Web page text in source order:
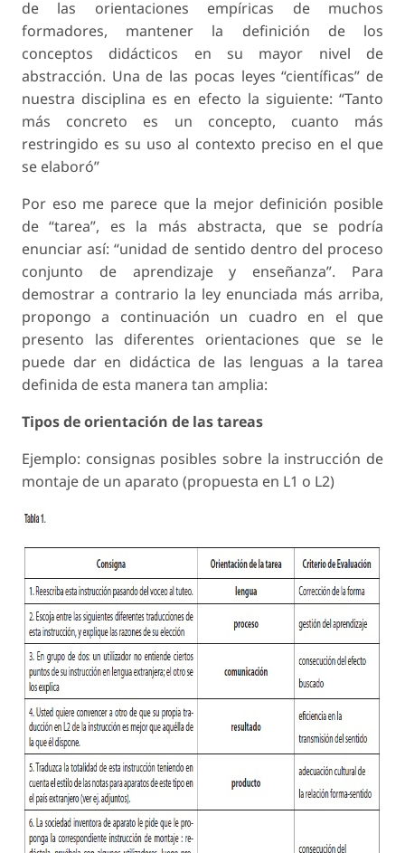
de las orientaciones empíricas de muchos
formadores, mantener la definición de los
conceptos didácticos en su mayor nivel de
abstracción. Una de las pocas leyes “científicas” de
nuestra disciplina es en efecto la siguiente: “Tanto
más concreto es un concepto, cuanto más
restringido es su uso al contexto preciso en el que
se elaboró”
Por eso me parece que la mejor definición posible
de “tarea”, es la más abstracta, que se podría
enunciar así: “unidad de sentido dentro del proceso
conjunto de aprendizaje y enseñanza”. Para
demostrar a contrario la ley enunciada más arriba,
propongo a continuación un cuadro en el que
presento las diferentes orientaciones que se le
puede dar en didáctica de las lenguas a la tarea
definida de esta manera tan amplia:
Tipos de orientación de las tareas
Ejemplo: consignas posibles sobre la instrucción de
montaje de un aparato (propuesta en L1 o L2)